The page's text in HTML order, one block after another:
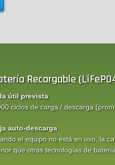
Recargable
útil prevista
ciclos de carga / descarga
auto-descarga
el equipo no está en uso, la
que otras tecnologías de